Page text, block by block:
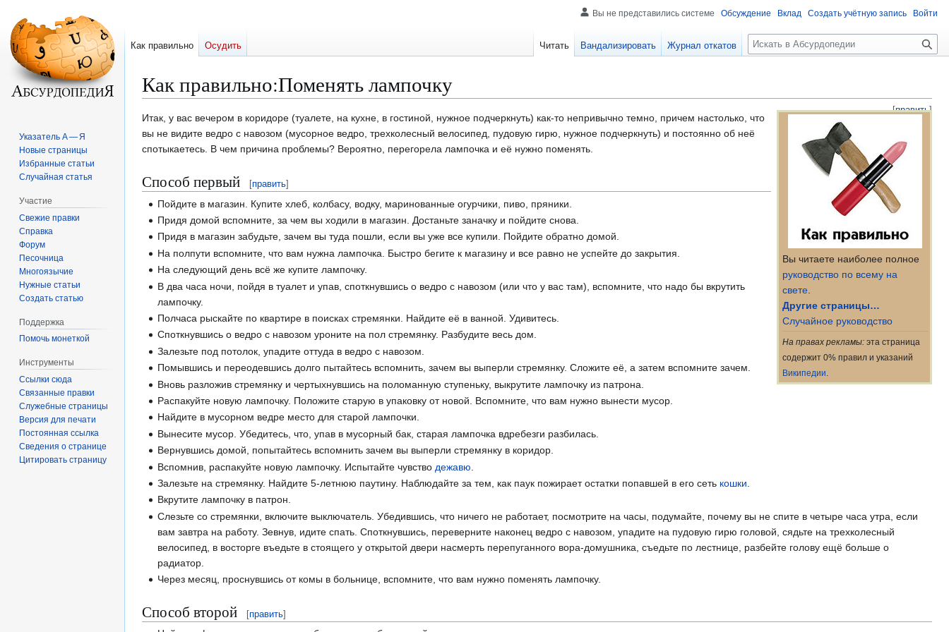
Как правильно:Поменять лампочку
[править]
Перейти
к
навигации
Перейти
к
поиску
Вы читаете наиболее полное
руководство по всему на
свете.
Другие страницы…
Случайное руководство
На правах рекламы: эта страница
содержит 0% правил и указаний
Википедии
Итак, у вас вечером в коридоре (туалете, на кухне, в гостиной, нужное подчеркнуть) как-то непривычно темно, причем настолько, что
вы не видите ведро с навозом (мусорное ведро, трехколесный велосипед, пудовую гирю, нужное подчеркнуть) и постоянно об неё
спотыкаетесь. В чем причина проблемы? Вероятно, перегорела лампочка и её нужно поменять.
Способ первый [править]
Пойдите в магазин. Купите хлеб, колбасу, водку, маринованные огурчики, пиво, пряники.
Придя домой вспомните, за чем вы ходили в магазин. Достаньте заначку и пойдите снова.
Придя в магазин забудьте, зачем вы туда пошли, если вы уже все купили. Пойдите обратно домой.
На полпути вспомните, что вам нужна лампочка. Быстро бегите к магазину и все равно не успейте до закрытия.
На следующий день всё же купите лампочку.
В два часа ночи, пойдя в туалет и упав, споткнувшись о ведро с навозом (или что у вас там), вспомните, что надо бы вкрутить
лампочку.
Полчаса рыскайте по квартире в поисках стремянки. Найдите её в ванной. Удивитесь.
Споткнувшись о ведро с навозом уроните на пол стремянку. Разбудите весь дом.
Залезьте под потолок, упадите оттуда в ведро с навозом.
Помывшись и переодевшись долго пытайтесь вспомнить, зачем вы выперли стремянку. Сложите её, а затем вспомните зачем.
Вновь разложив стремянку и чертыхнувшись на поломанную ступеньку, выкрутите лампочку из патрона.
Распакуйте новую лампочку. Положите старую в упаковку от новой. Вспомните, что вам нужно вынести мусор.
Найдите в мусорном ведре место для старой лампочки.
Вынесите мусор. Убедитесь, что, упав в мусорный бак, старая лампочка вдребезги разбилась.
Вернувшись домой, попытайтесь вспомнить зачем вы выперли стремянку в коридор.
Вспомнив, распакуйте новую лампочку. Испытайте чувство дежавю
Залезьте на стремянку. Найдите 5-летнюю паутину. Наблюдайте за тем, как паук пожирает остатки попавшей в его сеть кошки
Вкрутите лампочку в патрон.
Слезьте со стремянки, включите выключатель. Убедившись, что ничего не работает, посмотрите на часы, подумайте, почему вы не спите в четыре часа утра, если
вам завтра на работу. Зевнув, идите спать. Споткнувшись, переверните наконец ведро с навозом, упадите на пудовую гирю головой, сядьте на трехколесный
велосипед, в восторге въедьте в стоящего у открытой двери насмерть перепуганного вора-домушника, съедьте по лестнице, разбейте голову ещё больше о
радиатор.
Через месяц, проснувшись от комы в больнице, вспомните, что вам нужно поменять лампочку.
Способ второй [править]
Вы не представились системе Обсуждение Вклад Создать учётную запись Войти
Как правильно Осудить Читать Вандализировать Журнал откатов
П
о
к
Указатель А — Я
Новые страницы
Избранные статьи
Случайная статья
Участие
Свежие правки
Справка
Форум
Песочница
Многоязычие
Нужные статьи
Создать статью
Поддержка
Помочь монеткой
Инструменты
Ссылки сюда
Связанные правки
Служебные страницы
Версия для печати
Постоянная ссылка
Сведения о странице
Цитировать страницу